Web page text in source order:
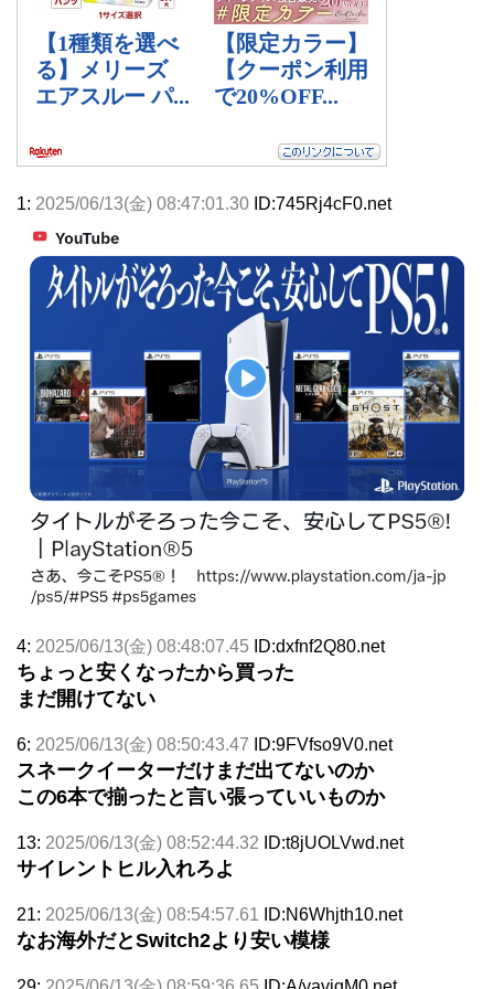
1: 2025/06/13(金) 08:47:01.30 ID:745Rj4cF0.net
4: 2025/06/13(金) 08:48:07.45 ID:dxfnf2Q80.net
ちょっと安くなったから買った
まだ開けてない
6: 2025/06/13(金) 08:50:43.47 ID:9FVfso9V0.net
スネークイーターだけまだ出てないのか
この6本で揃ったと言い張っていいものか
13: 2025/06/13(金) 08:52:44.32 ID:t8jUOLVwd.net
サイレントヒル入れろよ
21: 2025/06/13(金) 08:54:57.61 ID:N6Whjth10.net
なお海外だとSwitch2より安い模様